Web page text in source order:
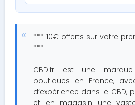
*** 10€ offerts sur votre
***
CBD.fr est une
boutiques en France,
d’expérience dans le CBD,
et en magasin une